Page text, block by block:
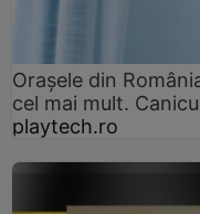
Orașele din
cel mai mult.
playtech.ro